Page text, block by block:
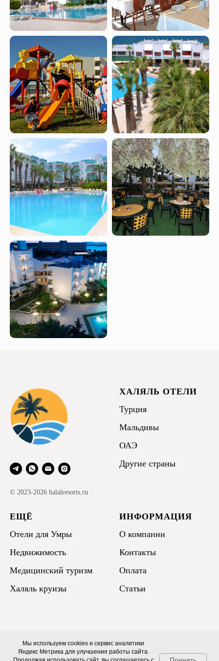
© 2023-2026 halalresorts.ru
ХАЛЯЛЬ ОТЕЛИ
Турция
Мальдивы
ОАЭ
Другие страны
ЕЩЁ
Отели для Умры
Недвижимость
Медицинский туризм
Халяль круизы
ИНФОРМАЦИЯ
О компании
Контакты
Оплата
Статьи
Мы используем cookies и сервис аналитики
Яндекс Метрика для улучшения работы сайта.